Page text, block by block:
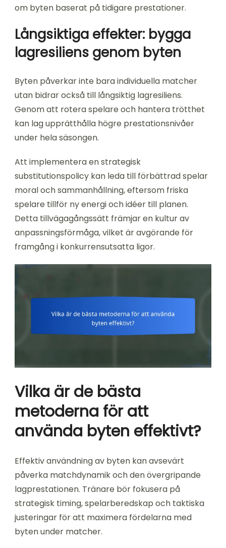
om byten baserat på tidigare prestationer.
Långsiktiga effekter: bygga
lagresiliens genom byten
Byten påverkar inte bara individuella matcher
utan bidrar också till långsiktig lagresiliens.
Genom att rotera spelare och hantera trötthet
kan lag upprätthålla högre prestationsnivåer
under hela säsongen.
Att implementera en strategisk
substitutionspolicy kan leda till förbättrad spelar
moral och sammanhållning, eftersom friska
spelare tillför ny energi och idéer till planen.
Detta tillvägagångssätt främjar en kultur av
anpassningsförmåga, vilket är avgörande för
framgång i konkurrensutsatta ligor.
Vilka är de bästa
metoderna för att
använda byten effektivt?
Effektiv användning av byten kan avsevärt
påverka matchdynamik och den övergripande
lagprestationen. Tränare bör fokusera på
strategisk timing, spelarberedskap och taktiska
justeringar för att maximera fördelarna med
byten under matcher.